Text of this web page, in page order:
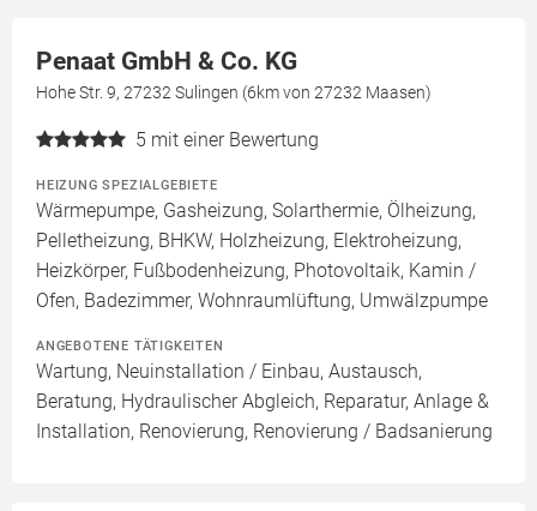
Penaat GmbH & Co. KG
Hohe Str. 9, 27232 Sulingen (6km von 27232 Maasen)
5 mit einer Bewertung
HEIZUNG SPEZIALGEBIETE
Wärmepumpe, Gasheizung, Solarthermie, Ölheizung,
Pelletheizung, BHKW, Holzheizung, Elektroheizung,
Heizkörper, Fußbodenheizung, Photovoltaik, Kamin /
Ofen, Badezimmer, Wohnraumlüftung, Umwälzpumpe
ANGEBOTENE TÄTIGKEITEN
Wartung, Neuinstallation / Einbau, Austausch,
Beratung, Hydraulischer Abgleich, Reparatur, Anlage &
Installation, Renovierung, Renovierung / Badsanierung